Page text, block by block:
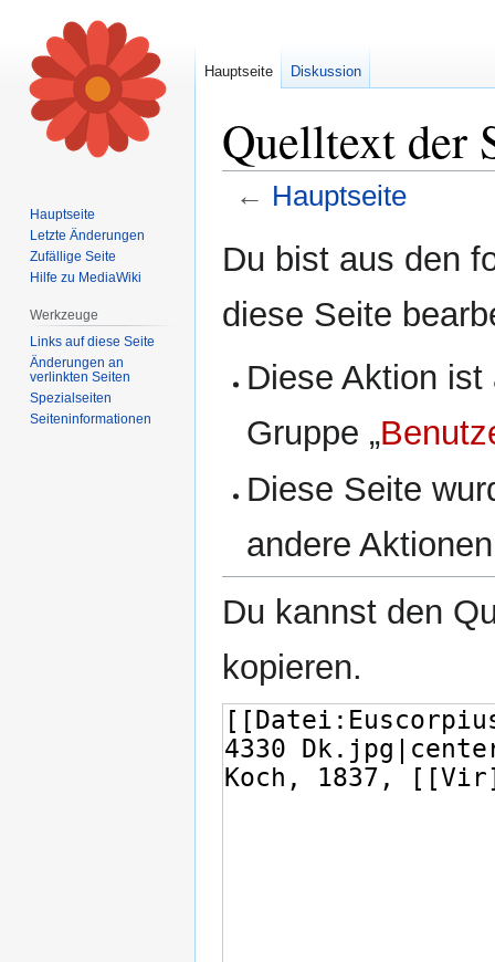
Quelltext der
← Hauptseite
Navigation
Suche
Du bist aus den
diese Seite
Diese Aktion
Gruppe „
Diese Seite
andere
Du kannst den
kopieren.
Hauptseite Diskussion
Hauptseite
Letzte Änderungen
Zufällige Seite
Hilfe zu MediaWiki
Werkzeuge
Links auf diese Seite
Änderungen an
verlinkten Seiten
Spezialseiten
Seiten­informationen